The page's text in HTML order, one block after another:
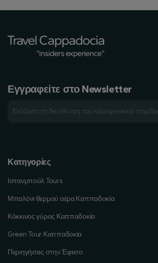
Εγγραφείτε στο Newsletter
Κατηγορίες
Ιστανμπούλ Tours
Μπαλόνι θερμού αέρα Καππαδοκία
Κόκκινος γύρος Καππαδοκία
Green Tour Καππαδοκία
Περιηγήσεις στην Έφεσο